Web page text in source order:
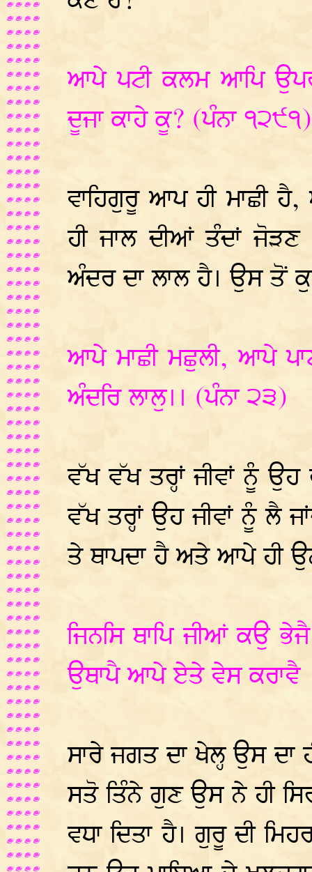
ਆਪੇ ਪਟੀ ਕਲਮ ਆਪਿ
ਦੂਜਾ ਕਾਹੇ ਕੂ? (ਪੰਨਾ ੧੨੯੧)
ਵਾਹਿਗੁਰੂ ਆਪ ਹੀ ਮਾਛੀ
ਹੀ ਜਾਲ ਦੀਆਂ ਤੰਦਾਂ
ਅੰਦਰ ਦਾ ਲਾਲ ਹੈ। ਉਸ ਤੋਂ
ਆਪੇ ਮਾਛੀ ਮਛੁਲੀ, ਆਪੇ
ਅੰਦਰਿ ਲਾਲੁ।। (ਪੰਨਾ ੨੩)
ਵੱਖ ਵੱਖ ਤਰ੍ਹਾਂ ਜੀਵਾਂ ਨੂੰ
ਵੱਖ ਤਰ੍ਹਾਂ ਉਹ ਜੀਵਾਂ ਨੂੰ ਲੈ
ਤੇ ਥਾਪਦਾ ਹੈ ਅਤੇ ਆਪੇ ਹੀ
ਜਿਨਸਿ ਥਾਪਿ ਜੀਆਂ ਕਉ
ਉਥਾਪੈ ਆਪੇ ਏਤੇ ਵੇਸ ਕਰਾਵੈ
ਸਾਰੇ ਜਗਤ ਦਾ ਖੇਲ੍ਹ ਉਸ
ਸਤੋ ਤਿੰਨੇ ਗੁਣ ਉਸ ਨੇ ਹੀ
ਵਧਾ ਦਿਤਾ ਹੈ। ਗੁਰੂ ਦੀ